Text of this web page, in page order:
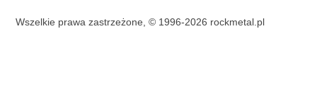
Wszelkie prawa zastrzeżone, © 1996-2026 rockmetal.pl